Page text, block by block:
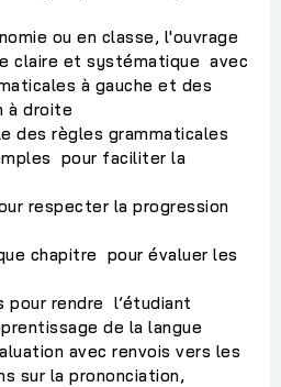
ou en classe, l'ouvrage
claire et systématique avec
à gauche et des
à droite
des règles grammaticales
pour faciliter la
respecter la progression
chapitre pour évaluer les
pour rendre l’étudiant
de la langue
avec renvois vers les
sur la prononciation,